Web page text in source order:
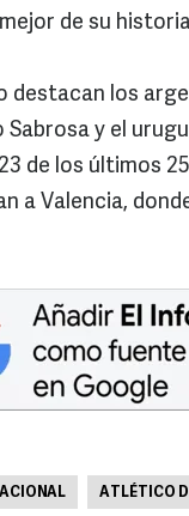
de su
destacan los
Sabrosa y el
de los últimos
a Valencia,
ATLÉTICO